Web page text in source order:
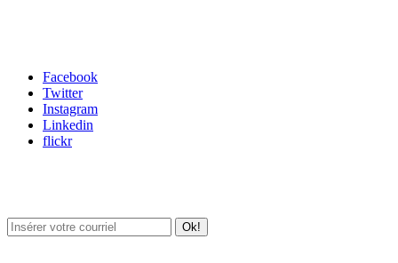
Facebook
Twitter
Instagram
Linkedin
flickr